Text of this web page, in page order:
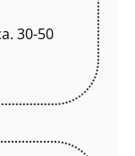
30-50